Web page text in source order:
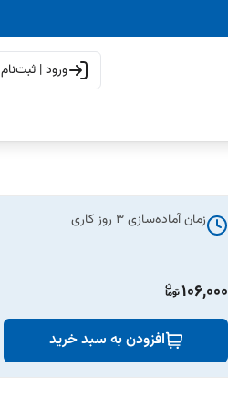
ورود | ثبت‌نام
زمان آماده‌سازی3 روز کاری
106,000
افزودن به سبد خرید